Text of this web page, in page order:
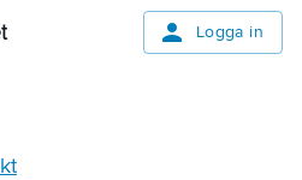
Logga in